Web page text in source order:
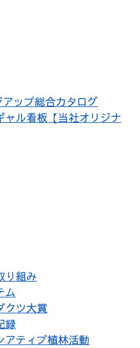
ップ総合カタログ
ャル看板【当社オリジナ
り組み
ム
クツ大賞
録
アティブ植林活動